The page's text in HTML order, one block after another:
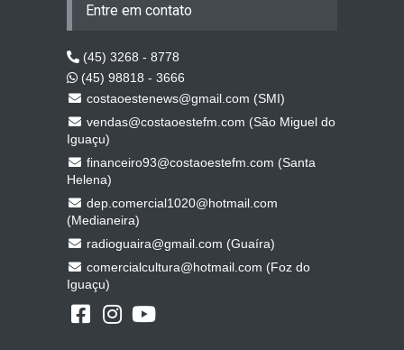
Entre em contato
(45) 3268 - 8778
(45) 98818 - 3666
costaoestenews@gmail.com (SMI)
vendas@costaoestefm.com (São Miguel do
Iguaçu)
financeiro93@costaoestefm.com (Santa
Helena)
dep.comercial1020@hotmail.com
(Medianeira)
radioguaira@gmail.com (Guaíra)
comercialcultura@hotmail.com (Foz do
Iguaçu)